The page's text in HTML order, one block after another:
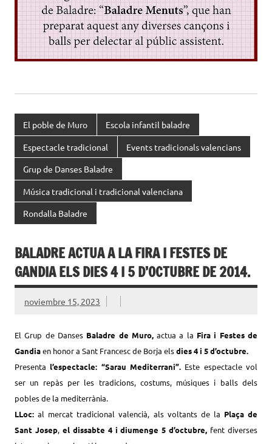
El poble de Muro Escola infantil baladre
Espectacle tradicional Events tradicionals valencians
Grup de Danses Baladre
Música tradicional i tradicional valenciana
Rondalla Baladre
BALADRE ACTUA A LA FIRA I FESTES DE
GANDIA ELS DIES 4 I 5 D’OCTUBRE DE 2014.
noviembre 15, 2023
El Grup de DansesBaladre de Muro,actua a la Fira i Festes de
Gandiaen honor a Sant Francesc de Borja elsdies 4 i 5 d’octubre.
Presenta l’espectacle: “Sarau Mediterrani”. Este espectacle vol
ser un repàs per les tradicions, costums, músiques i balls dels
pobles de la mediterrània.
LLoc: al mercat tradicional valencià, als voltants de la Plaça de
Sant Josep, el dissabte 4 i diumenge 5 d’octubre, fent diverses